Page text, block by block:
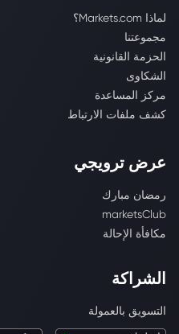
لماذا Markets.com؟
مجموعتنا
الحزمة القانونية
الشكاوى
مركز المساعدة
كشف ملفات الارتباط
عرض ترويجي
رمضان مبارك
marketsClub
مكافأة الإحالة
الشراكة
التسويق بالعمولة